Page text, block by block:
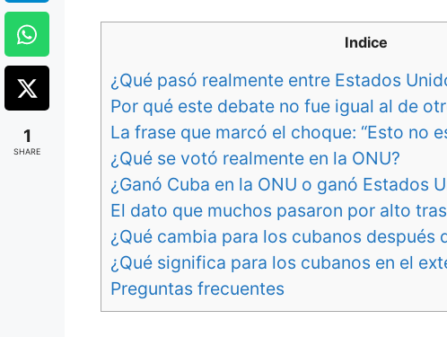
Indice
¿Qué pasó realmente entre Estados
Por qué este debate no fue igual al de
La frase que marcó el choque: “Esto no
¿Qué se votó realmente en la ONU?
¿Ganó Cuba en la ONU o ganó Estados
El dato que muchos pasaron por alto
¿Qué cambia para los cubanos después
¿Qué significa para los cubanos en el
Preguntas frecuentes
1
SHARE